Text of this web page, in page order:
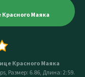
Маяка
Красного Маяка
Размер: 6.86, Длина: 2:59.